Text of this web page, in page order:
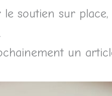
soutien sur
un